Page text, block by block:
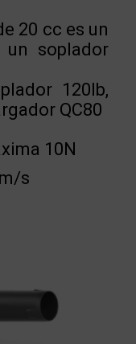
20 cc es un
un soplador
120Ib,
QC80
10N
s